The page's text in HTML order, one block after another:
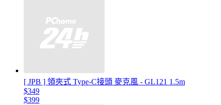
[ JPB ] 領夾式 Type-C接頭 麥克風 - GL121 1.5m
$349
$399